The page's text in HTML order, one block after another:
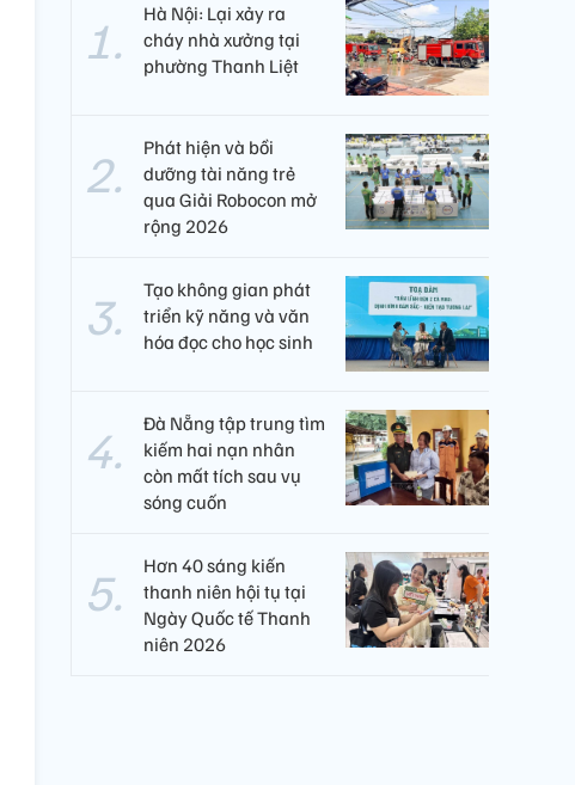
Hà Nội: Lại xảy ra
cháy nhà xưởng tại
phường Thanh Liệt
Phát hiện và bồi
dưỡng tài năng trẻ
qua Giải Robocon mở
rộng 2026
Tạo không gian phát
triển kỹ năng và văn
hóa đọc cho học sinh
Đà Nẵng tập trung tìm
kiếm hai nạn nhân
còn mất tích sau vụ
sóng cuốn
Hơn 40 sáng kiến
thanh niên hội tụ tại
Ngày Quốc tế Thanh
niên 2026